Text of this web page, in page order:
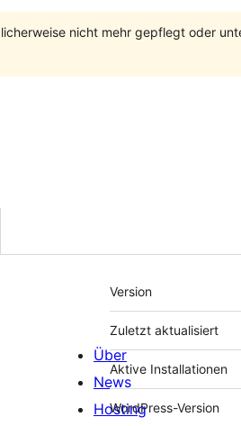
nicht mehr gepflegt oder
Meta
Version
Zuletzt aktualisiert
Aktive Installationen
WordPress-Version
Über
News
Hosting